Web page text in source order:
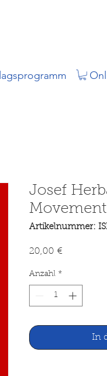
Josef
Artikelnummer:
20,00 €Preis
Anzahl *
In